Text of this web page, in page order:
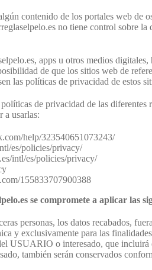
contenido de los portales web de
no tiene control sobre
apps u otros medios
de que los sitios web de
las políticas de privacidad de estos
de privacidad de las
a usarlas:
help/323540651073243/
es/policies/privacy/
intl/es/policies/privacy/
155833707900388
se compromete a aplicar las
personas, los datos recabados,
y exclusivamente para las
USUARIO o interesado, que
también serán conservados